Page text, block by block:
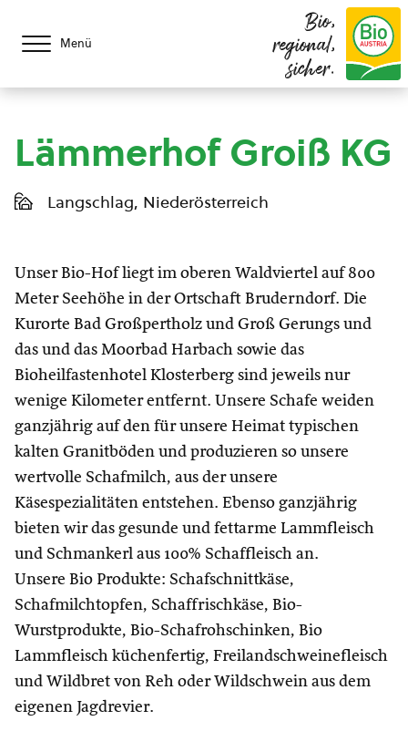
Menü
Bio,
regional,
sicher.
Lämmerhof Groiß KG
Langschlag, Niederösterreich
Unser Bio-Hof liegt im oberen Waldviertel auf 800
Meter Seehöhe in der Ortschaft Bruderndorf. Die
Kurorte Bad Großpertholz und Groß Gerungs und
das und das Moorbad Harbach sowie das
Bioheilfastenhotel Klosterberg sind jeweils nur
wenige Kilometer entfernt. Unsere Schafe weiden
ganzjährig auf den für unsere Heimat typischen
kalten Granitböden und produzieren so unsere
wertvolle Schafmilch, aus der unsere
Käsespezialitäten entstehen. Ebenso ganzjährig
bieten wir das gesunde und fettarme Lammfleisch
und Schmankerl aus 100% Schaffleisch an.
Unsere Bio Produkte: Schafschnittkäse,
Schafmilchtopfen, Schaffrischkäse, Bio-
Wurstprodukte, Bio-Schafrohschinken, Bio
Lammfleisch küchenfertig, Freilandschweinefleisch
und Wildbret von Reh oder Wildschwein aus dem
eigenen Jagdrevier.